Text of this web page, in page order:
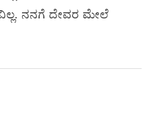
ನನಗೆ ದೇವರ ಮೇಲೆ